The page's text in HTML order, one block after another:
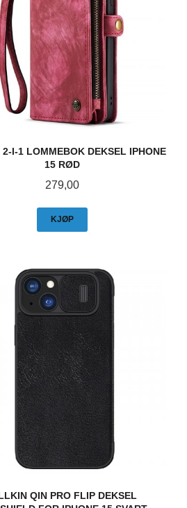
2-I-1 LOMMEBOK DEKSEL IPHONE
15 RØD
Pris
279,00
KJØP
QIN PRO FLIP DEKSEL